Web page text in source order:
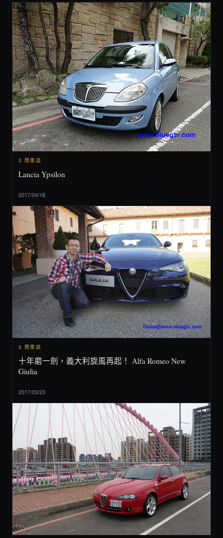
3 閒車談
Lancia Ypsilon
2017/04/18
3 閒車談
十年磨一劍，義大利旋風再起！ Alfa Romeo New
Giulia
2017/03/23